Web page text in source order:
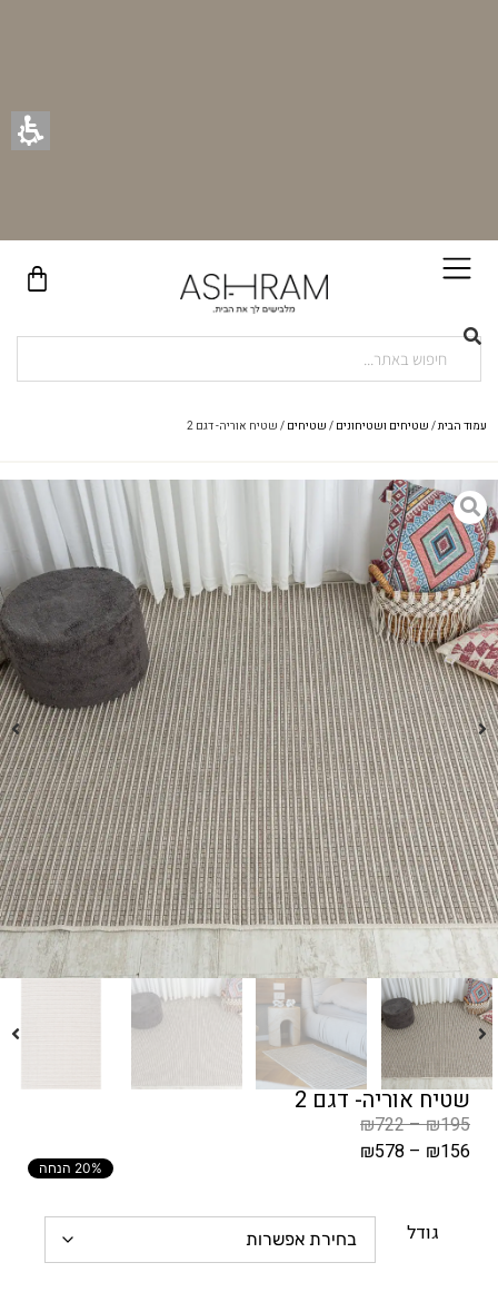
עמוד הבית/ שטיחים ושטיחונים / שטיחים / שטיח אוריה- דגם 2
שטיח אוריה- דגם 2
₪195
–
₪722
₪156
–
₪578
20% הנחה
גודל